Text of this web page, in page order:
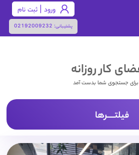
پشتیبانی: 02192009232
ورود | ثبت نام
کار روزانه
فیلتـــــرها